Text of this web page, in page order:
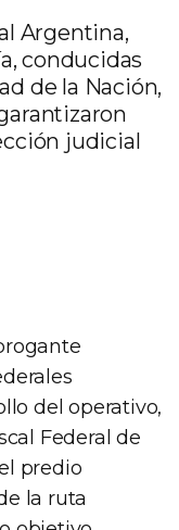
Argentina,
conducidas
de la Nación,
judicial
del operativo,
Federal de
predio
la ruta